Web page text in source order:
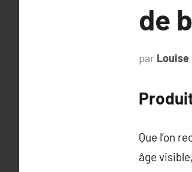
de
par Louise
Que l’on
âge